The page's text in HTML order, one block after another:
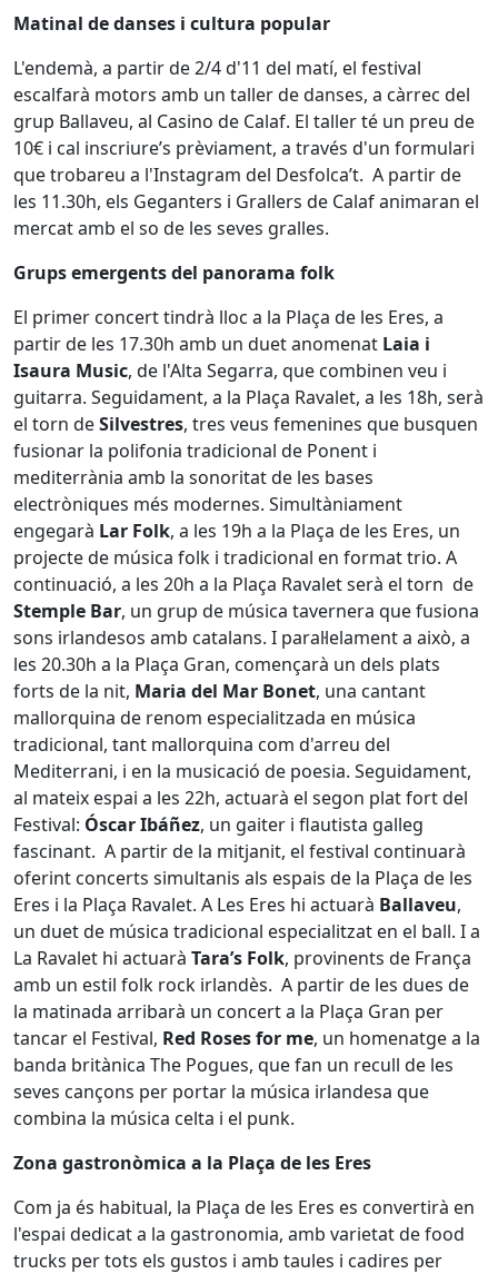
Matinal de danses i cultura popular
L'endemà, a partir de 2/4 d'11 del matí, el festival
escalfarà motors amb un taller de danses, a càrrec del
grup Ballaveu, al Casino de Calaf. El taller té un preu de
10€ i cal inscriure’s prèviament, a través d'un formulari
que trobareu a l'Instagram del Desfolca’t. A partir de
les 11.30h, els Geganters i Grallers de Calaf animaran el
mercat amb el so de les seves gralles.
Grups emergents del panorama folk
El primer concert tindrà lloc a la Plaça de les Eres, a
partir de les 17.30h amb un duet anomenat Laia i
Isaura Music, de l'Alta Segarra, que combinen veu i
guitarra. Seguidament, a la Plaça Ravalet, a les 18h, serà
el torn deSilvestres, tres veus femenines que busquen
fusionar la polifonia tradicional de Ponent i
mediterrània amb la sonoritat de les bases
electròniques més modernes. Simultàniament
engegarà Lar Folk, a les 19h a la Plaça de les Eres, un
projecte de música folk i tradicional en format trio. A
continuació, a les 20h a la Plaça Ravalet serà el torn de
Stemple Bar, un grup de música tavernera que fusiona
sons irlandesos amb catalans. I paral·lelament a això, a
les 20.30h a la Plaça Gran, començarà un dels plats
forts de la nit, Maria del Mar Bonet, una cantant
mallorquina de renom especialitzada en música
tradicional, tant mallorquina com d'arreu del
Mediterrani, i en la musicació de poesia. Seguidament,
al mateix espai a les 22h, actuarà el segon plat fort del
Festival: Óscar Ibáñez, un gaiter i flautista galleg
fascinant. A partir de la mitjanit, el festival continuarà
oferint concerts simultanis als espais de la Plaça de les
Eres i la Plaça Ravalet. A Les Eres hi actuarà Ballaveu,
un duet de música tradicional especialitzat en el ball. I a
La Ravalet hi actuarà Tara’s Folk, provinents de França
amb un estil folk rock irlandès. A partir de les dues de
la matinada arribarà un concert a la Plaça Gran per
tancar el Festival, Red Roses for me, un homenatge a la
banda britànica The Pogues, que fan un recull de les
seves cançons per portar la música irlandesa que
combina la música celta i el punk.
Zona gastronòmica a la Plaça de les Eres
Com ja és habitual, la Plaça de les Eres es convertirà en
l'espai dedicat a la gastronomia, amb varietat de food
trucks per tots els gustos i amb taules i cadires per